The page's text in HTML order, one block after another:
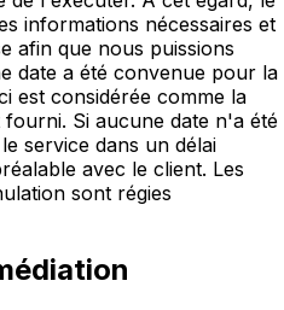
informations nécessaires et
afin que nous puissions
date a été convenue pour la
est considérée comme la
Si aucune date n'a été
service dans un délai
avec le client. Les
sont régies